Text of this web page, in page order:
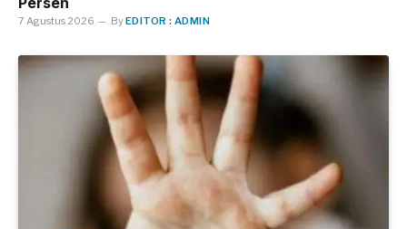
7 Agustus 2026 ByEDITOR : ADMIN